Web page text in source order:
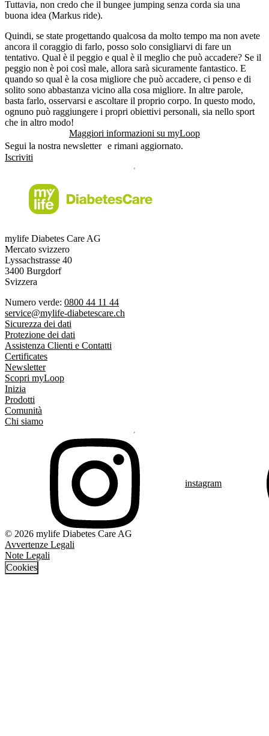
Tuttavia, non credo che il bungee jumping senza corda sia una
buona idea (Markus ride).
Quindi, se state progettando qualcosa da molto tempo ma non avete
ancora il coraggio di farlo, posso solo consigliarvi di fare un
tentativo. Qual è il peggio e qual è il meglio che può accadere? Se il
peggio non è poi così male, allora sarà sicuramente fantastico. E
quando so qual è la cosa migliore che può accadere, ci penso e di
solito sono abbastanza vicino alla cosa migliore. In altre parole,
basta farlo, osservarsi e ascoltare il proprio corpo. In questo modo,
ognuno può raggiungere i propri obiettivi personali, sia nello sport
che in altro modo!
Maggiori informazioni su myLoop
Segui la nostra newsletter e rimani aggiornato.
Iscriviti
mylife Diabetes Care AG
Mercato svizzero
Lyssachstrasse 40
3400 Burgdorf
Svizzera
Numero verde: 0800 44 11 44
service@mylife-diabetescare.ch
Sicurezza dei dati
Protezione dei dati
Assistenza Clienti e Contatti
Certificates
Newsletter
Scopri myLoop
Inizia
Prodotti
Comunità
Chi siamo
instagram
© 2026 mylife Diabetes Care AG
Avvertenze Legali
Note Legali
Cookies